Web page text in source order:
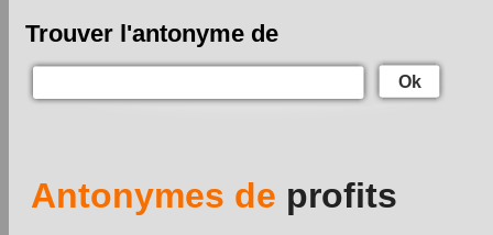
Trouver l'antonyme de
Ok
Antonymes de profits